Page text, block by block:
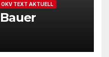
OKV TEXT AKTUELL